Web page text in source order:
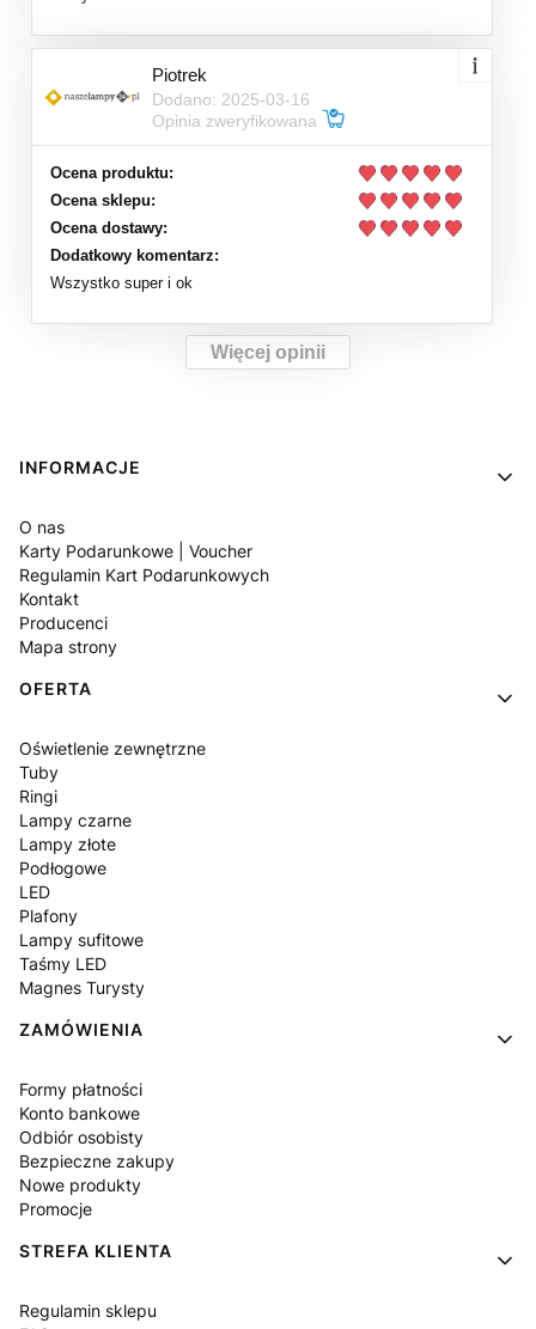
Piotrek
Dodano: 2025-03-16
Opinia zweryfikowana
Ocena produktu:
Ocena sklepu:
Ocena dostawy:
Dodatkowy komentarz:
Wszystko super i ok
Więcej opinii
Linki w stopce
INFORMACJE
O nas
Karty Podarunkowe | Voucher
Regulamin Kart Podarunkowych
Kontakt
Producenci
Mapa strony
OFERTA
Oświetlenie zewnętrzne
Tuby
Ringi
Lampy czarne
Lampy złote
Podłogowe
LED
Plafony
Lampy sufitowe
Taśmy LED
Magnes Turysty
ZAMÓWIENIA
Formy płatności
Konto bankowe
Odbiór osobisty
Bezpieczne zakupy
Nowe produkty
Promocje
STREFA KLIENTA
Regulamin sklepu